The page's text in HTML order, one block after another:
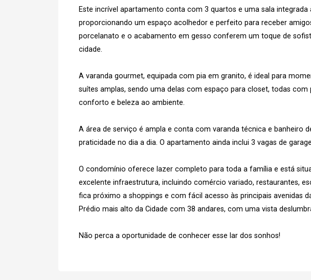
Este incrível apartamento conta com 3 quartos e uma sala
proporcionando um espaço acolhedor e perfeito para receber
porcelanato e o acabamento em gesso conferem um toque de
cidade.
A varanda gourmet, equipada com pia em granito, é ideal para
suítes amplas, sendo uma delas com espaço para closet, todas com
conforto e beleza ao ambiente.
A área de serviço é ampla e conta com varanda técnica e banheiro
praticidade no dia a dia. O apartamento ainda inclui 3 vagas de
O condomínio oferece lazer completo para toda a família e está
excelente infraestrutura, incluindo comércio variado, restaurantes,
fica próximo a shoppings e com fácil acesso às principais avenidas
Prédio mais alto da Cidade com 38 andares, com uma vista
Não perca a oportunidade de conhecer esse lar dos sonhos!